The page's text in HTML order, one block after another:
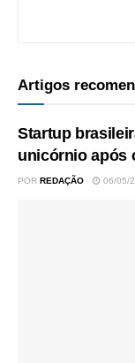
Artigos
Startup
unicórnio após
POR REDAÇÃO 06/05/